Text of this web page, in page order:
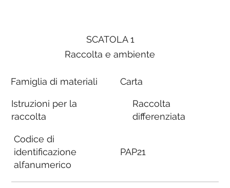
SCATOLA 1
Raccolta e ambiente
Famiglia di materiali
Istruzioni per la
raccolta
Codice di
identificazione
alfanumerico
Carta
Raccolta
differenziata
PAP21